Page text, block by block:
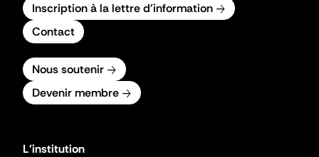
Inscription à la lettre d'information
Contact
Nous soutenir
Devenir membre
L'institution